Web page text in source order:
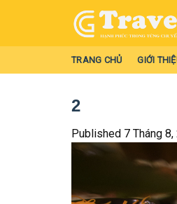
content
TRANG CHỦ GIỚI
2
Published 7 Tháng